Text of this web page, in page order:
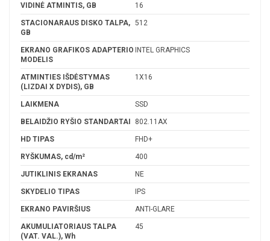
VIDINĖ ATMINTIS, GB 16
STACIONARAUS DISKO TALPA,
GB
512
EKRANO GRAFIKOS ADAPTERIO
MODELIS
INTEL GRAPHICS
ATMINTIES IŠDĖSTYMAS
(LIZDAI X DYDIS), GB
1X16
LAIKMENA SSD
BELAIDŽIO RYŠIO STANDARTAI 802.11AX
HD TIPAS FHD+
RYŠKUMAS, cd/m² 400
JUTIKLINIS EKRANAS NE
SKYDELIO TIPAS IPS
EKRANO PAVIRŠIUS ANTI-GLARE
AKUMULIATORIAUS TALPA
(VAT. VAL.), Wh
45